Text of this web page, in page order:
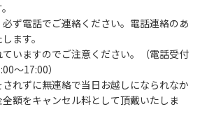
で、連泊の方を除き、正午からです。
りにつき1区画の予約をお願いします。
ンの手続きを行ってください。午後3
、午後3時になりましたら管理棟にて手
。午後5時過ぎにお越しの方は、翌朝
い。
み下ろし時以外は、駐車場にとめてく
ず電話でご連絡ください。電話連絡のあ
ます。
いますのでご注意ください。（電話受付
～17:00）
れずに無連絡で当日お越しになられなか
額をキャンセル料として頂戴いたしま